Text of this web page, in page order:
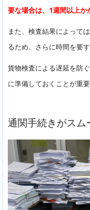
要な場合は、1週間以上
また、検査結果によって
るため、さらに時間を要
貨物検査による遅延を防
に準備しておくことが重要
通関手続きがスム